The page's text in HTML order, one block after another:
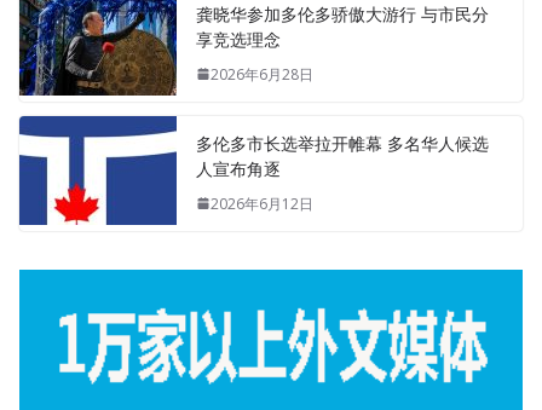
龚晓华参加多伦多骄傲大游行 与市民分
享竞选理念
2026年6月28日
多伦多市长选举拉开帷幕 多名华人候选
人宣布角逐
2026年6月12日